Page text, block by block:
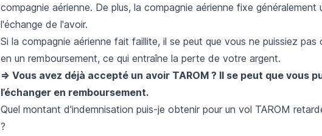
compagnie aérienne. De plus, la compagnie aérienne fixe généralement
l'échange de l'avoir.
Si la compagnie aérienne fait faillite, il se peut que vous ne puissiez
en un remboursement, ce qui entraîne la perte de votre argent.
=> Vous avez déjà accepté un avoir TAROM ? Il se peut que vous
l’échanger en remboursement.
Quel montant d'indemnisation puis-je obtenir pour un vol TAROM
?